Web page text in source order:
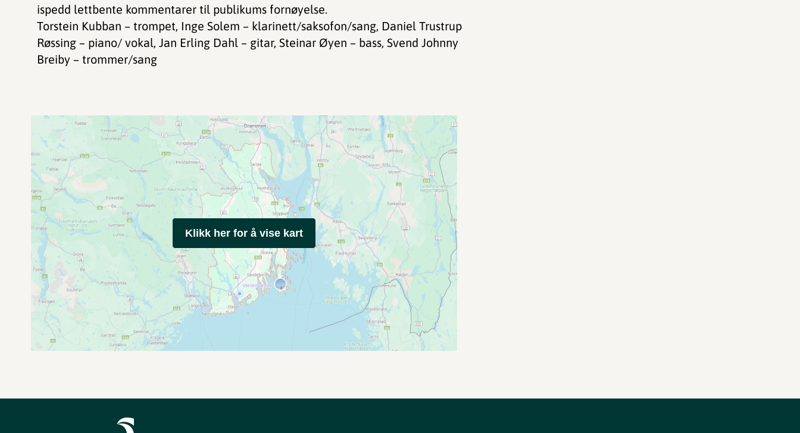
ispedd lettbente kommentarer til publikums fornøyelse.
Torstein Kubban – trompet, Inge Solem – klarinett/saksofon/sang, Daniel Trustrup
Røssing – piano/ vokal, Jan Erling Dahl – gitar, Steinar Øyen – bass, Svend Johnny
Breiby – trommer/sang
Klikk her for å vise kart